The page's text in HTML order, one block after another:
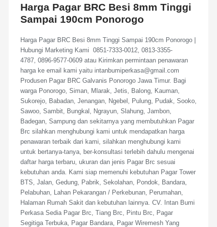
Harga Pagar BRC Besi 8mm Tinggi
Sampai 190cm Ponorogo
Harga Pagar BRC Besi 8mm Tinggi Sampai 190cm Ponorogo |
Hubungi Marketing Kami 0851-7333-0012, 0813-3355-
4787, 0896-9577-0609 atau Kirimkan permintaan penawaran
harga ke email kami yaitu intanbumiperkasa@gmail.com
Produsen Pagar BRC Galvanis Ponorogo Jawa Timur. Bagi
warga Ponorogo, Siman, Mlarak, Jetis, Balong, Kauman,
Sukorejo, Babadan, Jenangan, Ngebel, Pulung, Pudak, Sooko,
Sawoo, Sambit, Bungkal, Ngrayun, Slahung, Jambon,
Badegan, Sampung dan sekitarnya yang membutuhkan Pagar
Brc silahkan menghubungi kami untuk mendapatkan harga
penawaran terbaik dari kami, silahkan menghubungi kami
untuk bertanya-tanya, ber-konsultasi terlebih dahulu mengenai
daftar harga terbaru, ukuran dan jenis Pagar Brc sesuai
kebutuhan anda. Kami siap memenuhi kebutuhan Pagar Tower
BTS, Jalan, Gedung, Pabrik, Sekolahan, Pondok, Bandara,
Pelabuhan, Lahan Pekarangan / Perkebunan, Perumahan,
Halaman Rumah Sakit dan kebutuhan lainnya. CV. Intan Bumi
Perkasa Sedia Pagar Brc, Tiang Brc, Pintu Brc, Pagar
Segitiga Terbuka, Pagar Bandara, Pagar Wiremesh Yang